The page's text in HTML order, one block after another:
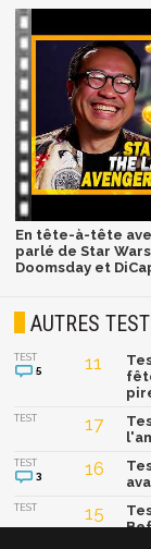
En tête-à-tête
parlé de Star
Doomsday et
AUTRES
TEST
5 11
TEST 17
TEST
3 16
TEST 15